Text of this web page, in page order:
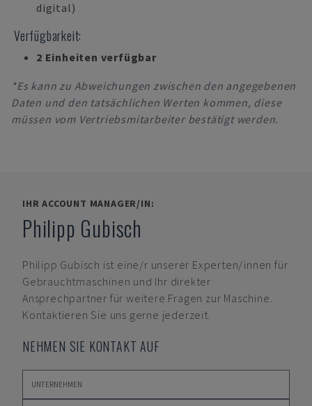
digital)
Verfügbarkeit:
2 Einheiten verfügbar
*Es kann zu Abweichungen zwischen den angegebenen
Daten und den tatsächlichen Werten kommen, diese
müssen vom Vertriebsmitarbeiter bestätigt werden.
IHR ACCOUNT MANAGER/IN:
Philipp Gubisch
Philipp Gubisch ist eine/r unserer Experten/innen für
Gebrauchtmaschinen und Ihr direkter
Ansprechpartner für weitere Fragen zur Maschine.
Kontaktieren Sie uns gerne jederzeit.
NEHMEN SIE KONTAKT AUF